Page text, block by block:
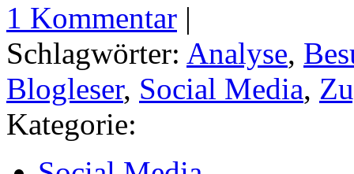
1 Kommentar |
Schlagwörter: Analyse,
Blogleser, Social Media,
Kategorie: